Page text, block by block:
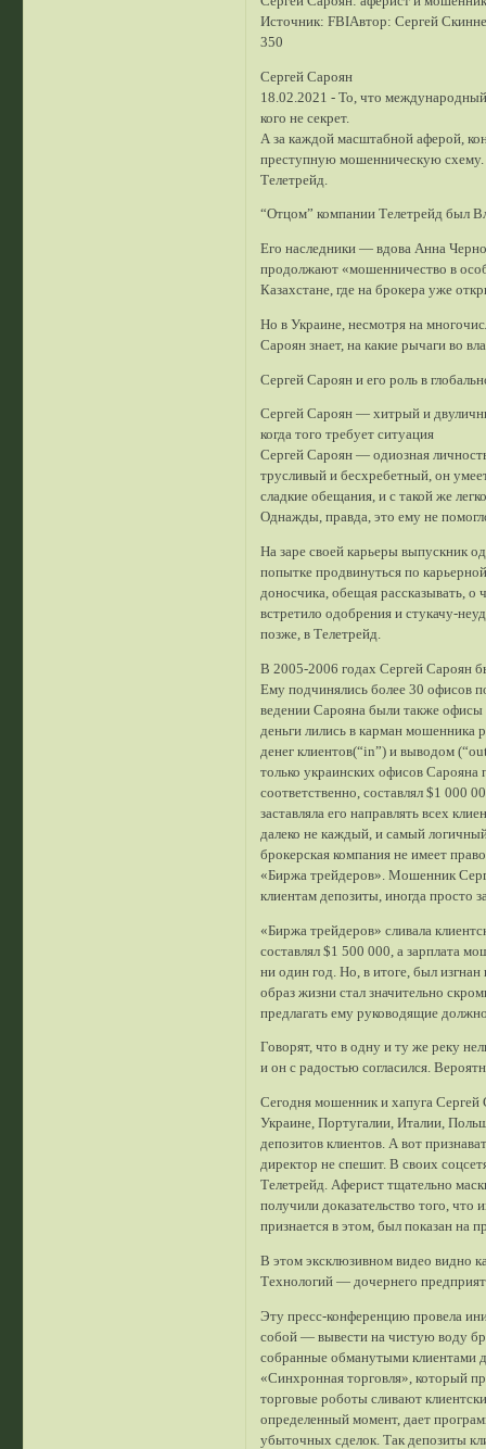
Источник: FBIАвтор: Сергей
350
Сергей Сароян
18.02.2021 - То, что международный
кого не секрет.
А за каждой масштабной аферой,
преступную мошенническую схему.
Телетрейд.
“Отцом” компании Телетрейд был
Его наследники — вдова Анна
продолжают «мошенничество в
Казахстане, где на брокера уже
Но в Украине, несмотря на
Сароян знает, на какие рычаги во
Сергей Сароян и его роль в
Сергей Сароян — хитрый и
когда того требует ситуация
Сергей Сароян — одиозная
трусливый и бесхребетный, он
сладкие обещания, и с такой же
Однажды, правда, это ему не
На заре своей карьеры выпускник
попытке продвинуться по
доносчика, обещая рассказывать, о
встретило одобрения и стукачу-
позже, в Телетрейд.
В 2005-2006 годах Сергей Сароян
Ему подчинялись более 30 офисов
ведении Сарояна были также
деньги лились в карман мошенника
денег клиентов(“in”) и выводом
только украинских офисов
соответственно, составлял $1 000
заставляла его направлять всех
далеко не каждый, и самый
брокерская компания не имеет
«Биржа трейдеров». Мошенник
клиентам депозиты, иногда просто
«Биржа трейдеров» сливала
составлял $1 500 000, а зарплата
ни один год. Но, в итоге, был
образ жизни стал значительно
предлагать ему руководящие
Говорят, что в одну и ту же реку
и он с радостью согласился.
Сегодня мошенник и хапуга Сергей
Украине, Португалии, Италии,
депозитов клиентов. А вот
директор не спешит. В своих
Телетрейд. Аферист тщательно
получили доказательство того, что
признается в этом, был показан на
В этом эксклюзивном видео видно
Технологий — дочернего
Эту пресс-конференцию провела
собой — вывести на чистую воду
собранные обманутыми клиентами
«Синхронная торговля», который
торговые роботы сливают
определенный момент, дает
убыточных сделок. Так депозиты